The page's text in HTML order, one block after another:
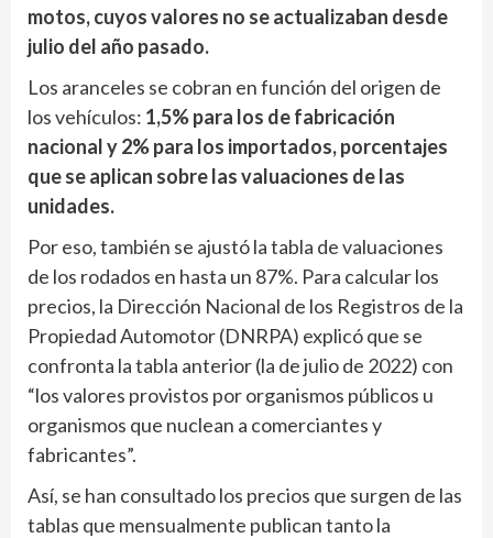
motos, cuyos valores no se actualizaban desde
julio del año pasado.
Los aranceles se cobran en función del origen de
los vehículos: 1,5% para los de fabricación
nacional y 2% para los importados, porcentajes
que se aplican sobre las valuaciones de las
unidades.
Por eso, también se ajustó la tabla de valuaciones
de los rodados en hasta un 87%. Para calcular los
precios, la Dirección Nacional de los Registros de la
Propiedad Automotor (DNRPA) explicó que se
confronta la tabla anterior (la de julio de 2022) con
“los valores provistos por organismos públicos u
organismos que nuclean a comerciantes y
fabricantes”.
Así, se han consultado los precios que surgen de las
tablas que mensualmente publican tanto la